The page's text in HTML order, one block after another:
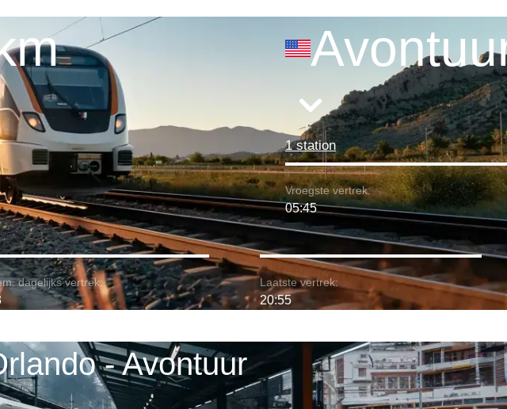
1 station
Vroegste vertrek:
05:45
dagelijks vertrek: Laatste vertrek:
20:55
- Avontuur